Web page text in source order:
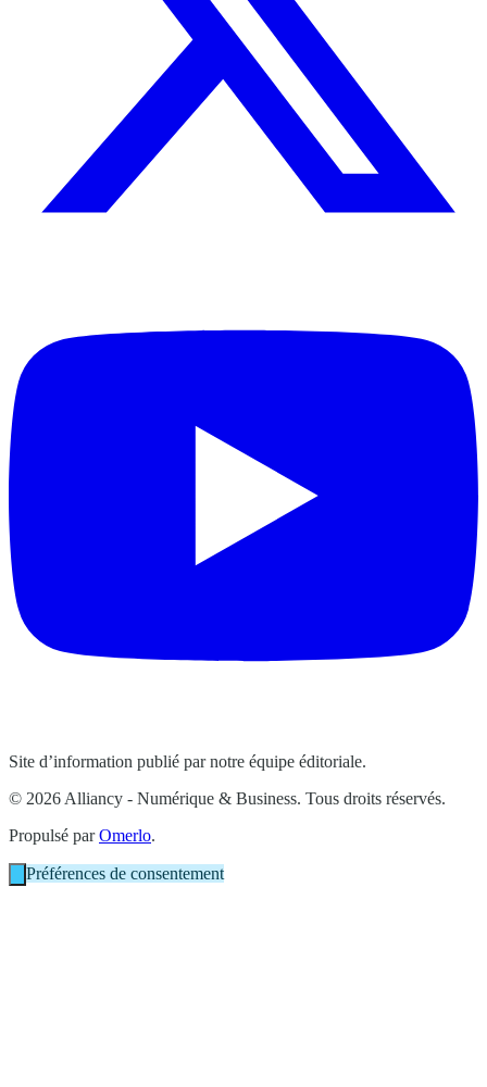
Site d’information publié par notre équipe éditoriale.
© 2026 Alliancy - Numérique & Business. Tous droits réservés.
Propulsé parOmerlo.
Préférences de consentement